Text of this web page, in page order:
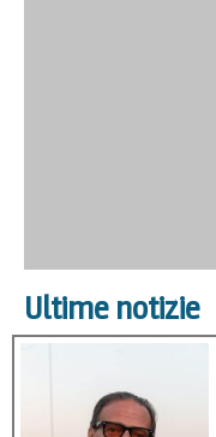
Ultime notizie